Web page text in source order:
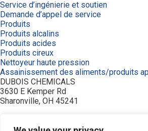
Service d’ingénierie et soutien
Demande d’appel de service
Produits
Produits alcalins
Produits acides
Produits cireux
Nettoyeur haute pression
Assainissement des aliments/produits
DUBOIS CHEMICALS
3630 E Kemper Rd
Sharonville, OH 45241